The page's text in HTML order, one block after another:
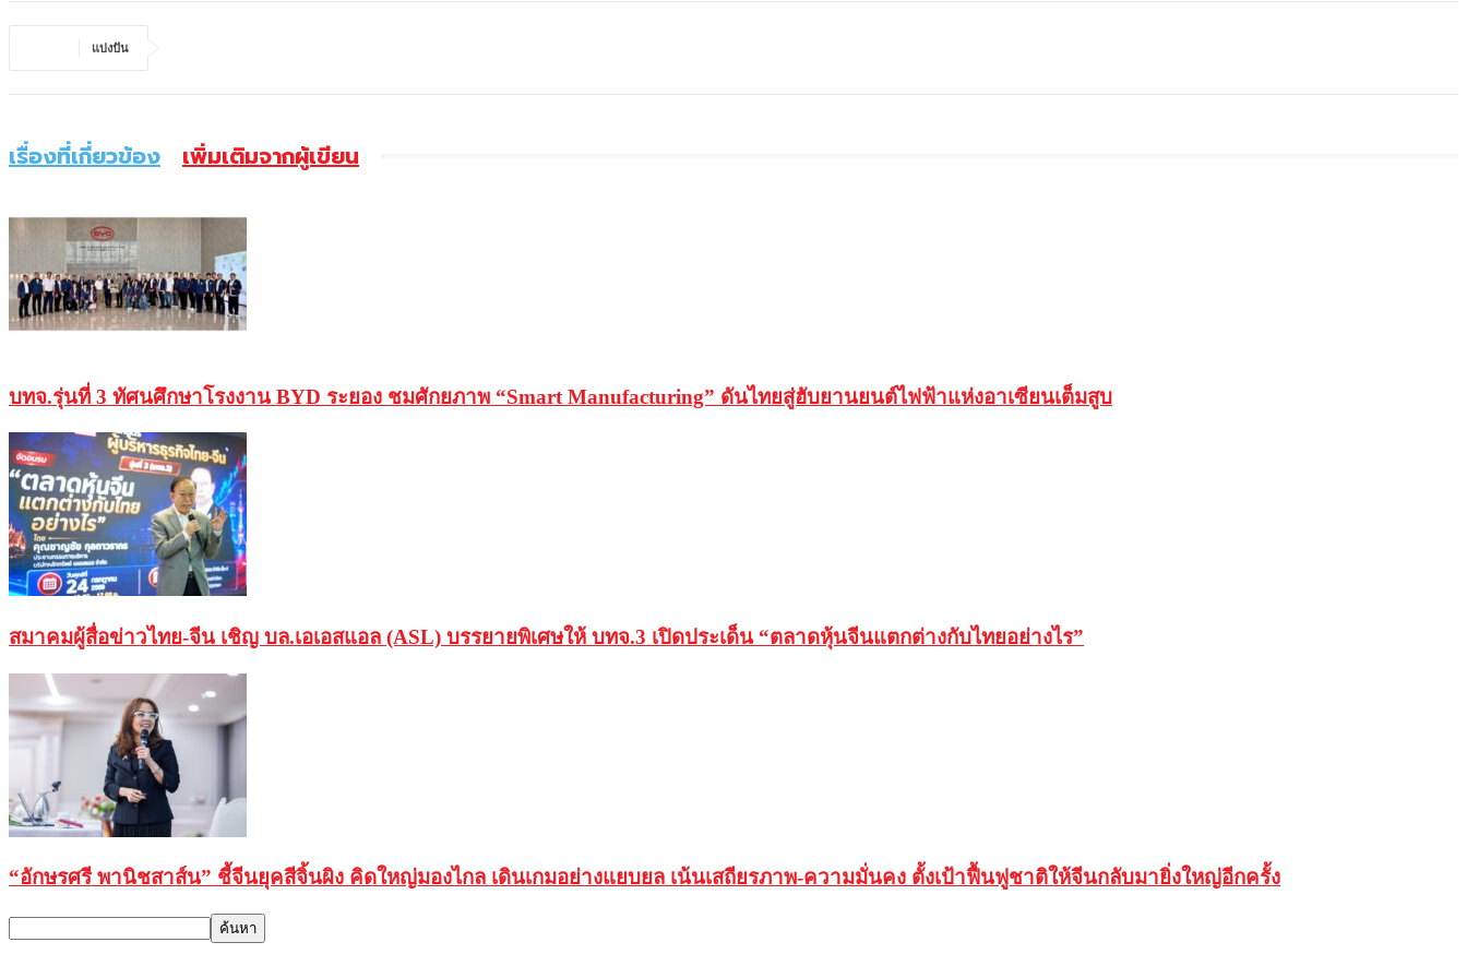
แบ่งปัน
เรื่องที่เกี่ยวข้อง เพิ่มเติมจากผู้เขียน
บทจ.รุ่นที่ 3 ทัศนศึกษาโรงงาน BYD ระยอง ชมศักยภาพ “Smart Manufacturing” ดันไทยสู่ฮับยานยนต์ไฟฟ้าแห่งอาเซียนเต็มสูบ
สมาคมผู้สื่อข่าวไทย-จีน เชิญ บล.เอเอสแอล (ASL) บรรยายพิเศษให้ บทจ.3 เปิดประเด็น “ตลาดหุ้นจีนแตกต่างกับไทยอย่างไร”
“อักษรศรี พานิชสาส์น” ชี้จีนยุคสีจิ้นผิง คิดใหญ่มองไกล เดินเกมอย่างแยบยล เน้นเสถียรภาพ-ความมั่นคง ตั้งเป้าฟื้นฟูชาติให้จีนกลับมายิ่งใหญ่อีกครั้ง